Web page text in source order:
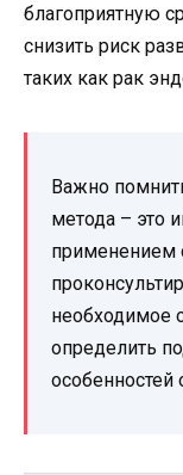
благоприятную
снизить риск
таких как рак
Важно
метода – это
применением
необходимое
определить
особенностей